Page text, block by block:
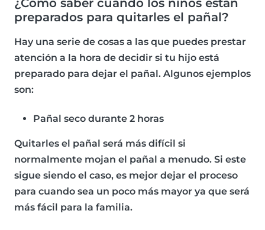
¿Cómo saber cuándo los niños están
preparados para quitarles el pañal?
Hay una serie de cosas a las que puedes prestar
atención a la hora de decidir si tu hijo está
preparado para dejar el pañal. Algunos ejemplos
son:
Pañal seco durante 2 horas
Quitarles el pañal será más difícil si
normalmente mojan el pañal a menudo. Si este
sigue siendo el caso, es mejor dejar el proceso
para cuando sea un poco más mayor ya que será
más fácil para la familia.